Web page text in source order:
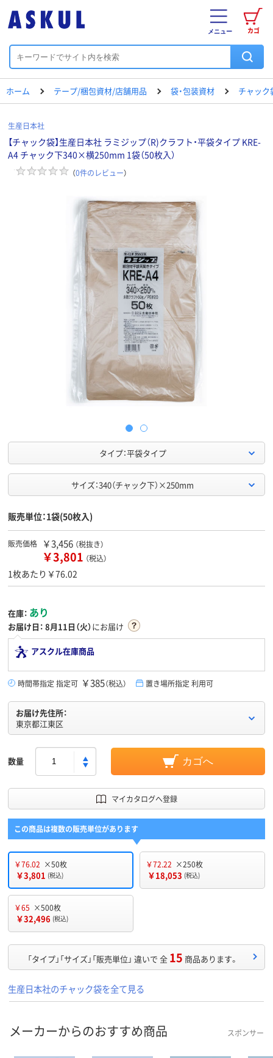
カゴ
メニュー
ホーム テープ/梱包資材/店舗用品 袋・包装資材 チャック
生産日本社
【チャック袋】生産日本社 ラミジップ（R)クラフト・平袋タイプ KRE-
A4 チャック下340×横250mm 1袋（50枚入）
（0件のレビュー）
タイプ：平袋タイプ
サイズ：340（チャック下）×250mm
販売単位：1袋(50枚入)
販売価格 ￥3,456 （税抜き）
￥3,801 （税込）
1枚あたり￥76.02
在庫： あり
お届け日： 8月11日（火）にお届け
アスクル在庫商品
時間帯指定 指定可 ￥385（税込） 置き場所指定 利用可
お届け先住所：
東京都江東区
数量 カゴへ
マイカタログへ登録
この商品は複数の販売単位があります
￥76.02 ×50枚
￥3,801 (税込)
￥72.22 ×250枚
￥18,053 (税込)
￥65 ×500枚
￥32,496 (税込)
「タイプ」「サイズ」「販売単位」 違いで 全 15 商品あります。
生産日本社のチャック袋を全て見る
メーカーからのおすすめ商品 スポンサー